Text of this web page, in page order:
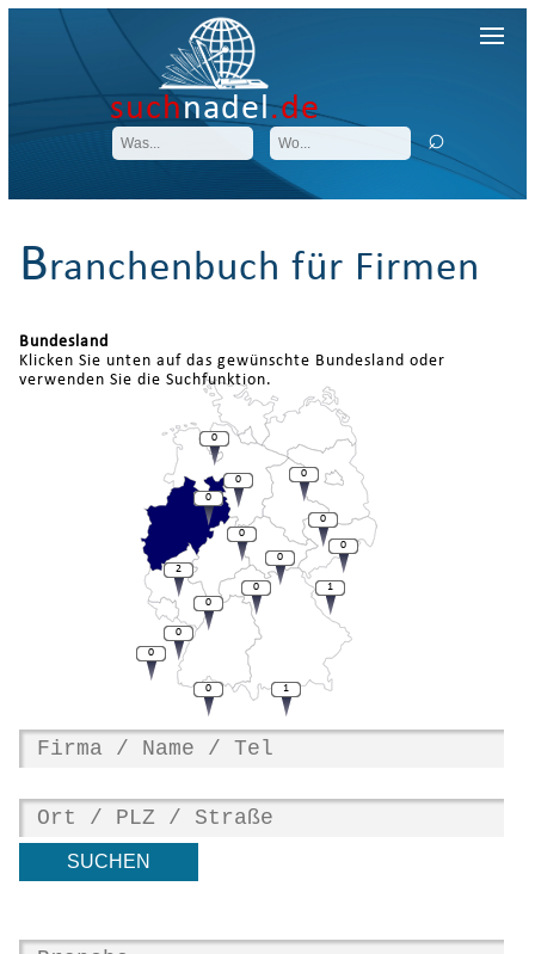
suchnadel.de
Branchenbuch für Firmen
Bundesland
Klicken Sie unten auf das gewünschte Bundesland oder
verwenden Sie die Suchfunktion.
1
0
2
0
0
0
0
0
0
0
0
0
0
0
0
1